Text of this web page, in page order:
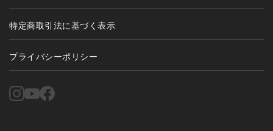
特定商取引法に基づく表示
プライバシーポリシー